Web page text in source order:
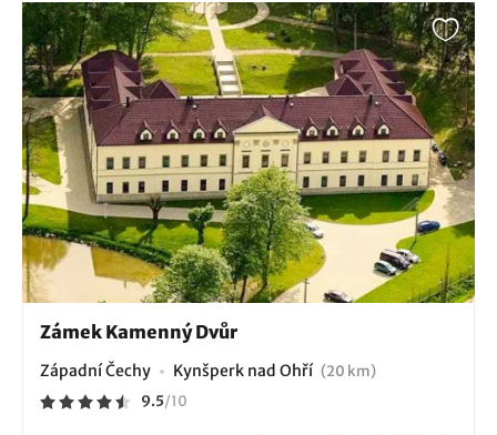
Zámek Kamenný Dvůr
Západní Čechy Kynšperk nad Ohří (20 km)
9.5/10